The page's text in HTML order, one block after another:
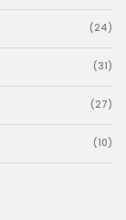
(24)
(31)
(27)
(10)